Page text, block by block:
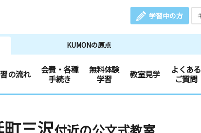
学習中の方
KUMONの原点
の流れ
会費・各種
手続き
無料体験
学習
教室見学
よくある
ご質問